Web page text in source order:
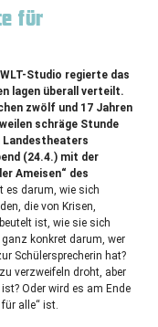
für
WLT-Studio regierte das
lagen überall verteilt.
zwölf und 17 Jahren
schräge Stunde
Landestheaters
(24.4.) mit der
Ameisen“ des
es darum, wie sich
die von Krisen,
ist, wie sie sich
konkret darum, wer
Schülersprecherin hat?
verzweifeln droht, aber
Oder wird es am Ende
alle“ ist.